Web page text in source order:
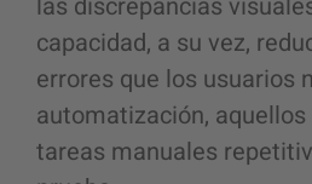
capacidad, a su vez,
errores que los usuarios
automatización,
tareas manuales